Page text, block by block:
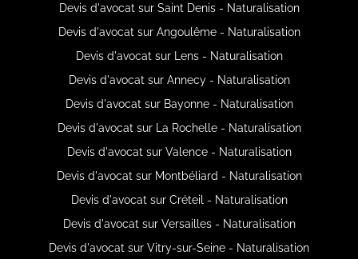
Devis d'avocat sur Saint Denis - Naturalisation
Devis d'avocat sur Angoulême - Naturalisation
Devis d'avocat sur Lens - Naturalisation
Devis d'avocat sur Annecy - Naturalisation
Devis d'avocat sur Bayonne - Naturalisation
Devis d'avocat sur La Rochelle - Naturalisation
Devis d'avocat sur Valence - Naturalisation
Devis d'avocat sur Montbéliard - Naturalisation
Devis d'avocat sur Créteil - Naturalisation
Devis d'avocat sur Versailles - Naturalisation
Devis d'avocat sur Vitry-sur-Seine - Naturalisation